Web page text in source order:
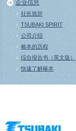
企业信息
社长致辞
TSUBAKI SPIRIT
公司介绍
椿本的历程
综合报告书（英文版）
快速了解椿本